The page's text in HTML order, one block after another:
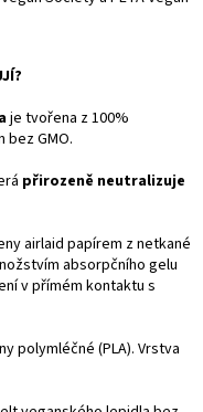
je tvořena z 100%
bez GMO.
přirozeně neutralizuje
airlaid papírem z netkané
absorpčního gelu
v přímém kontaktu s
polymléčné (PLA). Vrstva